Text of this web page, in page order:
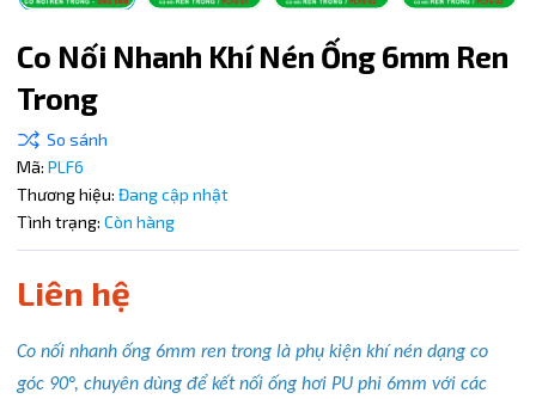
Co Nối Nhanh Khí Nén Ống 6mm Ren
Trong
Mã: PLF6
Thương hiệu: Đang cập nhật
Tình trạng: Còn hàng
Liên hệ
Co nối nhanh ống 6mm ren trong là phụ kiện khí nén dạng co
góc 90°, chuyên dùng để kết nối ống hơi PU phi 6mm với các
Mã giảm giá:
Ngày hết hạn:
Điều kiện:
Copy mã và nhập mã ở trang